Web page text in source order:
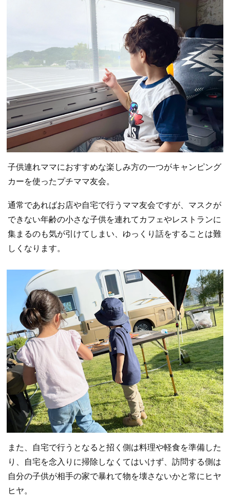
子供連れママにおすすめな楽しみ方の一つがキャンピング
カーを使ったプチママ友会。
通常であればお店や自宅で行うママ友会ですが、マスクが
できない年齢の小さな子供を連れてカフェやレストランに
集まるのも気が引けてしまい、ゆっくり話をすることは難
しくなります。
また、自宅で行うとなると招く側は料理や軽食を準備した
り、自宅を念入りに掃除しなくてはいけず、訪問する側は
自分の子供が相手の家で暴れて物を壊さないかと常にヒヤ
ヒヤ。